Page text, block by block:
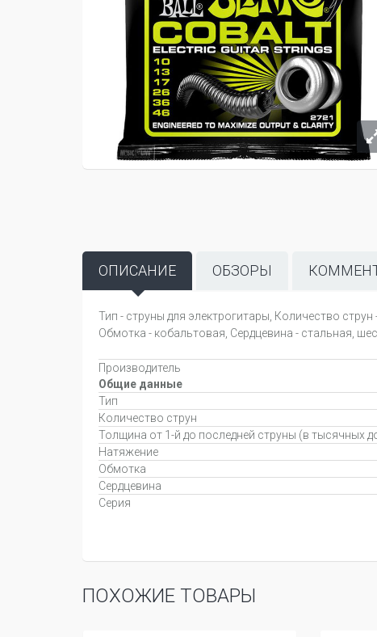
ОПИСАНИЕ ОБЗОРЫ
Тип - струны для электрогитары, Количество
Обмотка - кобальтовая, Сердцевина - стальная,
Производитель
Общие данные
Тип
Количество струн
Толщина от 1-й до последней струны (в тысячных
Натяжение
Обмотка
Сердцевина
Серия
ПОХОЖИЕ ТОВАРЫ